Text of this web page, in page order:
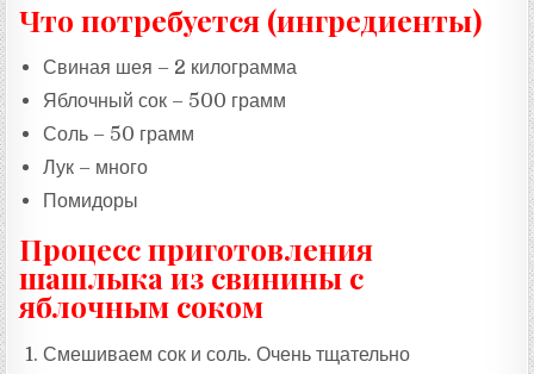
Что потребуется (ингредиенты)
Свиная шея – 2 килограмма
Яблочный сок – 500 грамм
Соль – 50 грамм
Лук – много
Помидоры
Процесс приготовления
шашлыка из свинины с
яблочным соком
Смешиваем сок и соль. Очень тщательно